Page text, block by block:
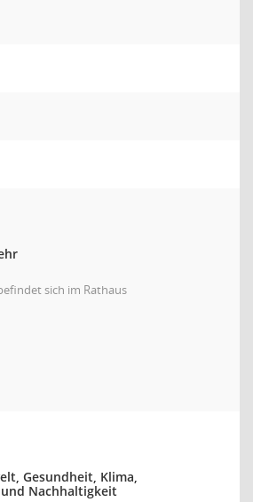
sich im Rathaus
Gesundheit, Klima,
Nachhaltigkeit